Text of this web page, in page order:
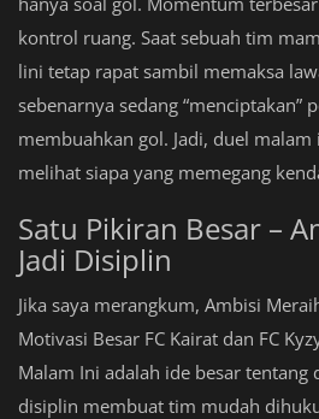
kontrol ruang. Saat sebuah tim
lini tetap rapat sambil memaksa
sebenarnya sedang “menciptakan”
membuahkan gol. Jadi, duel
melihat siapa yang memegang
Satu Pikiran Besar –
Jadi Disiplin
Jika saya merangkum, Ambisi
Motivasi Besar FC Kairat dan FC
Malam Ini adalah ide besar tentang
disiplin membuat tim mudah